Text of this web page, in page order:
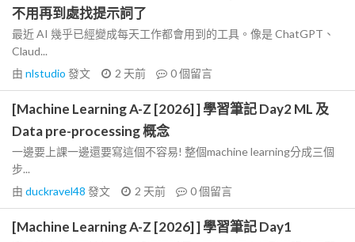
不用再到處找提示詞了
最近 AI 幾乎已經變成每天工作都會用到的工具。像是 ChatGPT、
Claud...
由 nlstudio 發文 2 天前 0個留言
[Machine Learning A-Z [2026] ] 學習筆記 Day2 ML 及
Data pre-processing 概念
一邊要上課一邊還要寫這個不容易! 整個machine learning分成三個
步...
由 duckravel48 發文 2 天前 0個留言
[Machine Learning A-Z [2026] ] 學習筆記 Day1